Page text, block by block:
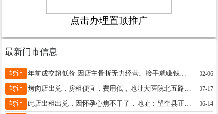
点击办理置顶推广
最新门市信息
转让 年前成交超低价 因店主骨折无力经营。接手就赚钱。 日到件1200+。每月有稳定收入15000+诚心想干18697055522价格面议 02-06
转让 07-17
转让 06-14